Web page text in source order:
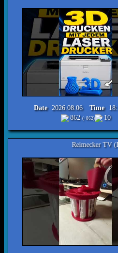
Date 2026.08.06 Time
862 (+862) 10
Reimecker TV (Do It Yourself) Euro